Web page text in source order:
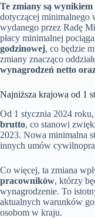
Te zmiany są
dotyczącej minimalnego
wydanego przez Radę
płacy minimalnej
godzinowej, co będzie
zmiany znacząco
wynagrodzeń netto
Najniższa krajowa od 1
Od 1 stycznia 2024
brutto, co stanowi
2023. Nowa minimalna
innych umów
Co więcej, ta zmiana
pracowników, którzy
wynagrodzenie. To
aktualnych warunków
osobom w kraju.